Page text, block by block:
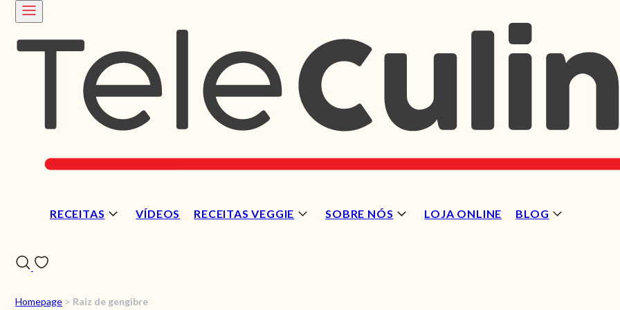
RECEITAS VÍDEOS RECEITAS VEGGIE SOBRE NÓS LOJA ONLINE BLOG
Homepage > Raiz de gengibre